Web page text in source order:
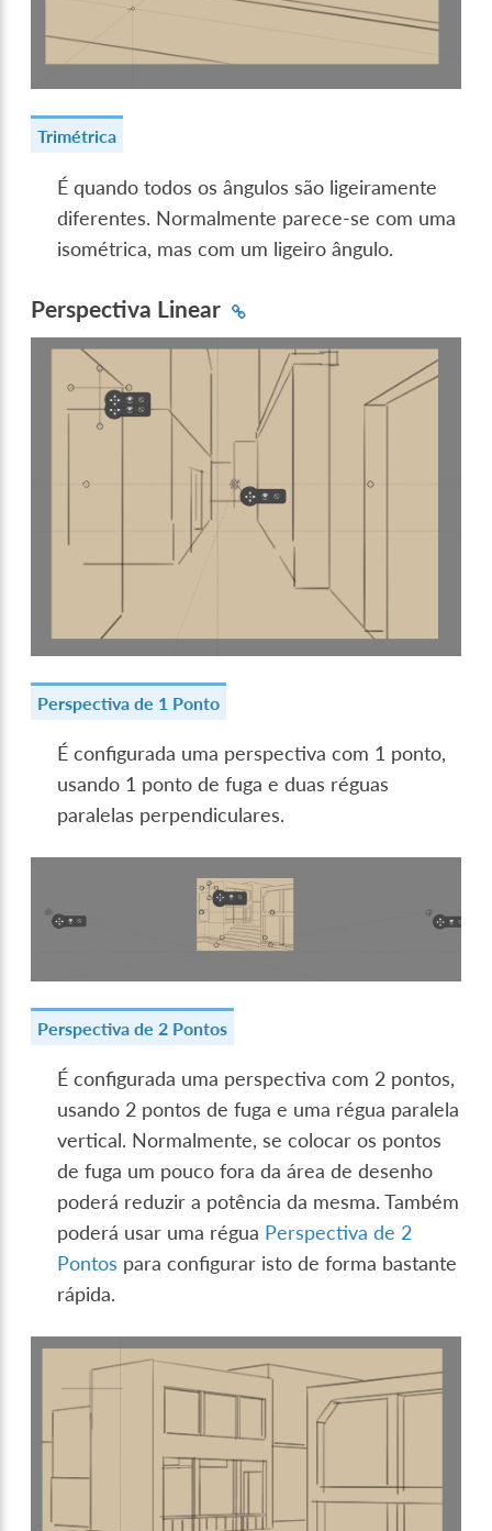
Trimétrica
É quando todos os ângulos são ligeiramente
diferentes. Normalmente parece-se com uma
isométrica, mas com um ligeiro ângulo.
Perspectiva Linear
Perspectiva de 1 Ponto
É configurada uma perspectiva com 1 ponto,
usando 1 ponto de fuga e duas réguas
paralelas perpendiculares.
Perspectiva de 2 Pontos
É configurada uma perspectiva com 2 pontos,
usando 2 pontos de fuga e uma régua paralela
vertical. Normalmente, se colocar os pontos
de fuga um pouco fora da área de desenho
poderá reduzir a potência da mesma. Também
poderá usar uma régua Perspectiva de 2
Pontos para configurar isto de forma bastante
rápida.